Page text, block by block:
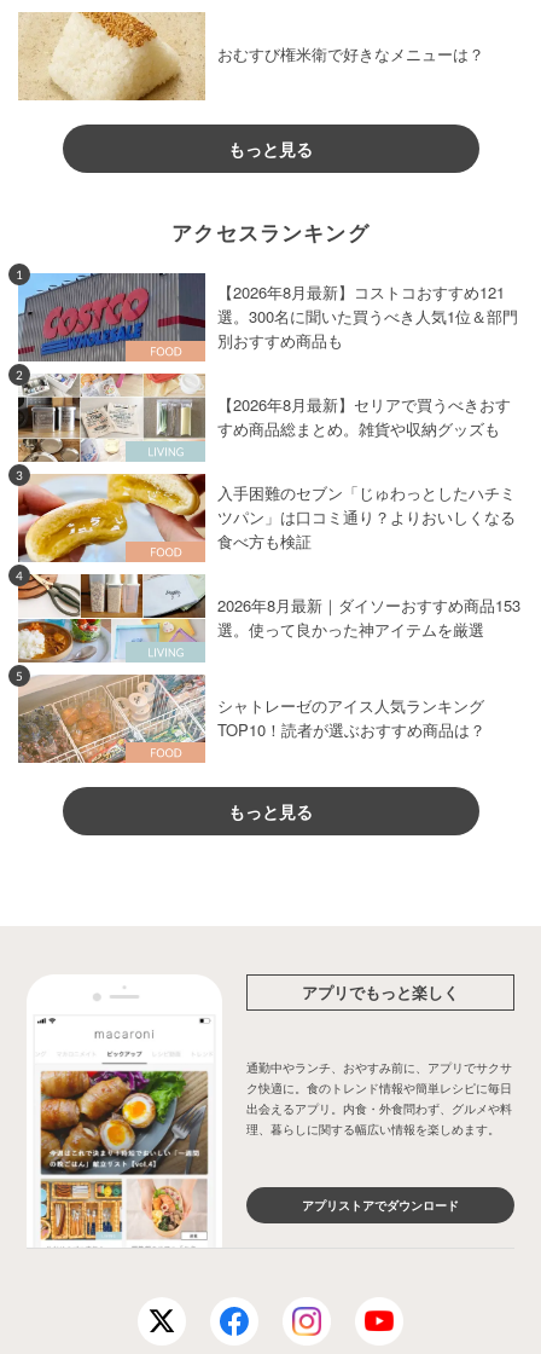
おむすび権米衛で好きなメニューは？
もっと見る
アクセスランキング
1
【2026年8月最新】コストコおすすめ121
選。300名に聞いた買うべき人気1位＆部門
別おすすめ商品も
2
【2026年8月最新】セリアで買うべきおす
すめ商品総まとめ。雑貨や収納グッズも
3
入手困難のセブン「じゅわっとしたハチミ
ツパン」は口コミ通り？よりおいしくなる
食べ方も検証
4
2026年8月最新｜ダイソーおすすめ商品153
選。使って良かった神アイテムを厳選
5
シャトレーゼのアイス人気ランキング
TOP10！読者が選ぶおすすめ商品は？
もっと見る
アプリでもっと楽しく
通勤中やランチ、おやすみ前に、アプリでサクサ
ク快適に。食のトレンド情報や簡単レシピに毎日
出会えるアプリ。内食・外食問わず、グルメや料
理、暮らしに関する幅広い情報を楽しめます。
アプリストアでダウンロード